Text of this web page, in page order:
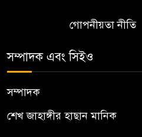
গোপনীয়তা নীতি
সম্পাদক এবং সিইও
সম্পাদক
শেখ জাহাঙ্গীর হাছান মানিক